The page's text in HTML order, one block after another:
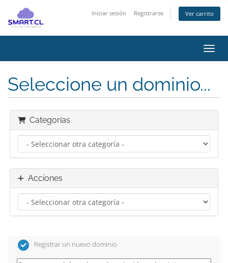
Iniciar sesión Registrarse Ver carrito
Seleccione un dominio...
Categorías
Acciones
Registrar un nuevo dominio